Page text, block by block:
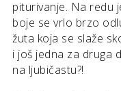
piturivanje. Na redu
boje se vrlo brzo
žuta koja se slaže
i još jedna za druga
na ljubičastu?!